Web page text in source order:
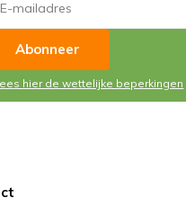
Abonneer
hier de wettelijke beperkingen